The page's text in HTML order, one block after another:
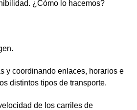
¿Cómo lo hacemos?
y coordinando enlaces, horarios e
distintos tipos de transporte.
de los carriles de